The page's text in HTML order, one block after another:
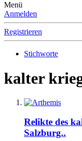
Menü
Anmelden
Registrieren
Stichworte
kalter
Relikte des
Salzburg..